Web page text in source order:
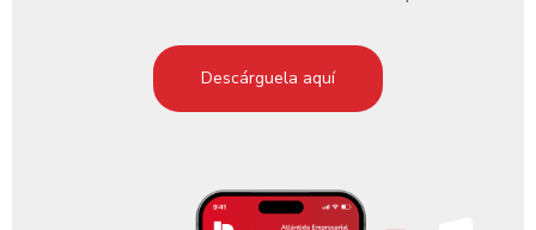
Descárguela aquí